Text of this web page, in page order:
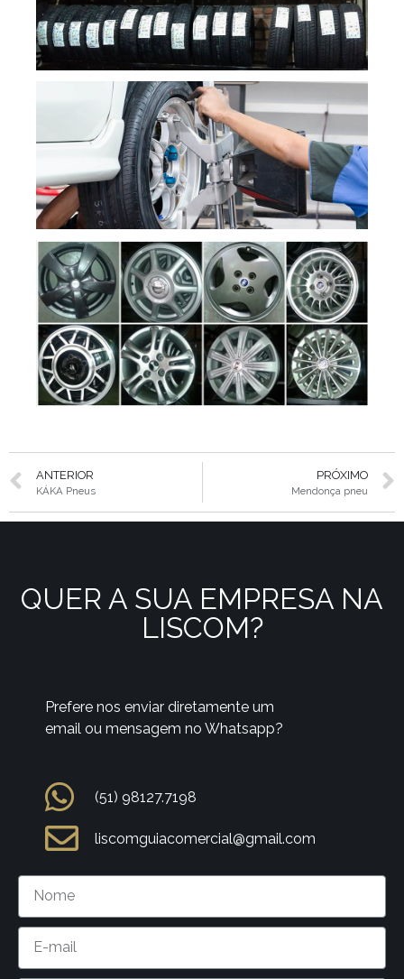
ANTERIOR
KÁKA Pneus
PRÓXIMO
Mendonça pneu
QUER A SUA EMPRESA NA
LISCOM?
Prefere nos enviar diretamente um
email ou mensagem no Whatsapp?
(51) 98127.7198
liscomguiacomercial@gmail.com